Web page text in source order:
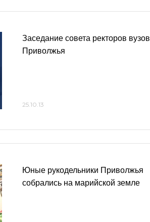
Заседание совета ректоров вузов
Приволжья
25.10.13
Юные рукодельники Приволжья
собрались на марийской земле